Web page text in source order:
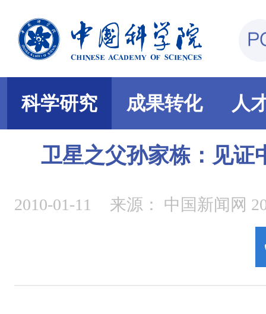
科学研究 成果转化 人
卫星之父孙家栋：见证
2010-01-11 来源： 中国新闻网